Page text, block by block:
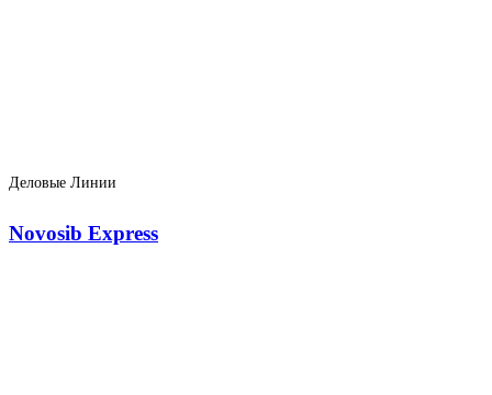
Деловые Линии
Novosib Express